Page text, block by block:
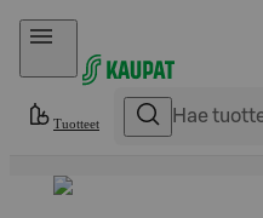
Hyppää sisältöön
Tuotteet